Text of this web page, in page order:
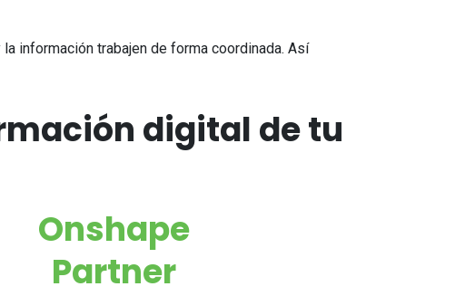
información trabajen de forma coordinada. Así
digital de tu
Onshape
Partner